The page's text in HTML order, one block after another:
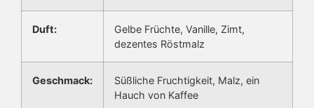
Duft:
Gelbe Früchte, Vanille, Zimt,
dezentes Röstmalz
Geschmack:
Süßliche Fruchtigkeit, Malz, ein
Hauch von Kaffee